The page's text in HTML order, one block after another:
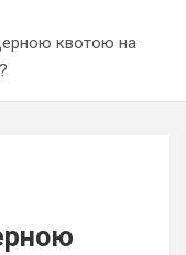
квотою на